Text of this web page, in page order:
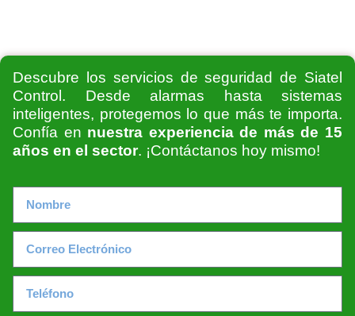
Descubre los servicios de seguridad de Siatel
Control. Desde alarmas hasta sistemas
inteligentes, protegemos lo que más te importa.
Confía en nuestra experiencia de más de 15
años en el sector. ¡Contáctanos hoy mismo!